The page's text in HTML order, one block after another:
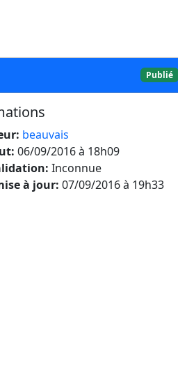
Publié
beauvais
06/09/2016 à 18h09
Inconnue
à jour: 07/09/2016 à 19h33